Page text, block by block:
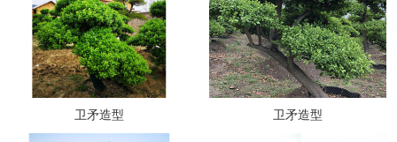
卫矛造型 卫矛造型